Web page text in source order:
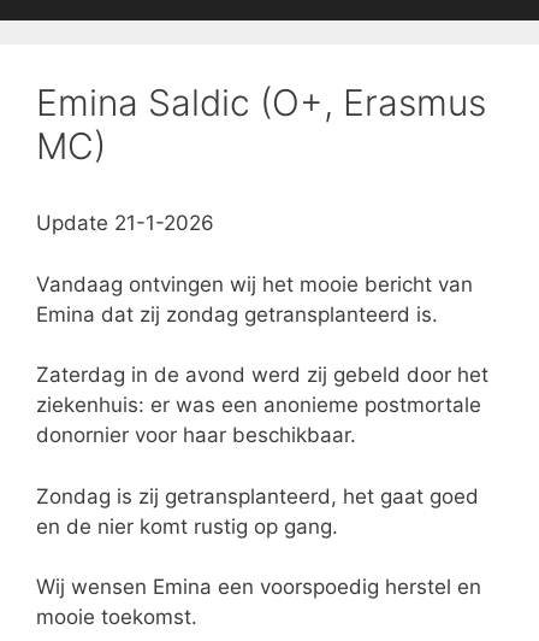
Emina Saldic (O+, Erasmus
MC)
Update 21-1-2026
Vandaag ontvingen wij het mooie bericht van
Emina dat zij zondag getransplanteerd is.
Zaterdag in de avond werd zij gebeld door het
ziekenhuis: er was een anonieme postmortale
donornier voor haar beschikbaar.
Zondag is zij getransplanteerd, het gaat goed
en de nier komt rustig op gang.
Wij wensen Emina een voorspoedig herstel en
mooie toekomst.